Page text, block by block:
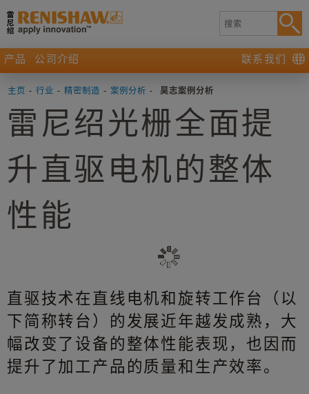
产品 公司介绍 联系我们
主页 - 行业 - 精密制造 - 案例分析 - 昊志案例分析
雷尼绍光栅全面提
升直驱电机的整体
性能
直驱技术在直线电机和旋转工作台（以
下简称转台）的发展近年越发成熟，大
幅改变了设备的整体性能表现，也因而
提升了加工产品的质量和生产效率。